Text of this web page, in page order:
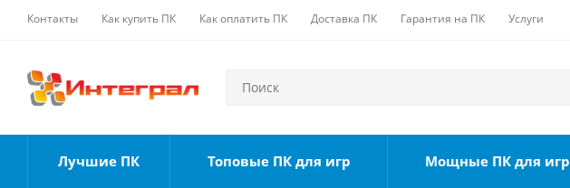
Контакты Как купить ПК Как оплатить ПК Доставка ПК Гарантия на ПК Услуги
Лучшие ПК Топовые ПК для игр Мощные ПК для игр